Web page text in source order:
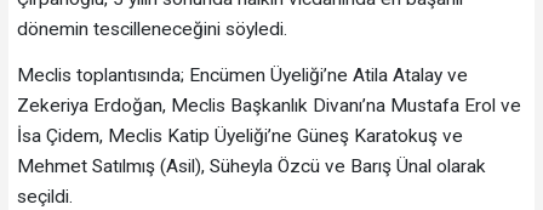
dönemin tescilleneceğini söyledi.
Meclis toplantısında; Encümen Üyeliği’ne Atila Atalay ve
Zekeriya Erdoğan, Meclis Başkanlık Divanı’na Mustafa Erol ve
İsa Çidem, Meclis Katip Üyeliği’ne Güneş Karatokuş ve
Mehmet Satılmış (Asil), Süheyla Özcü ve Barış Ünal olarak
seçildi.